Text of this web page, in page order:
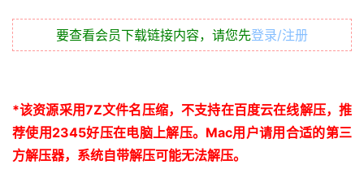
要查看会员下载链接内容，请您先登录/注册
*该资源采用7Z文件名压缩，不支持在百度云在线解压，推
荐使用2345好压在电脑上解压。 Mac用户请用合适的第三
方解压器，系统自带解压可能无法解压。